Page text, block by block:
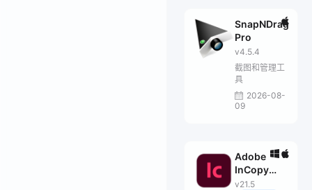
SnapNDrag
Pro
v4.5.4
截图和管理工
具
2026-08-
09
Adobe
InCopy
2026
v21.5